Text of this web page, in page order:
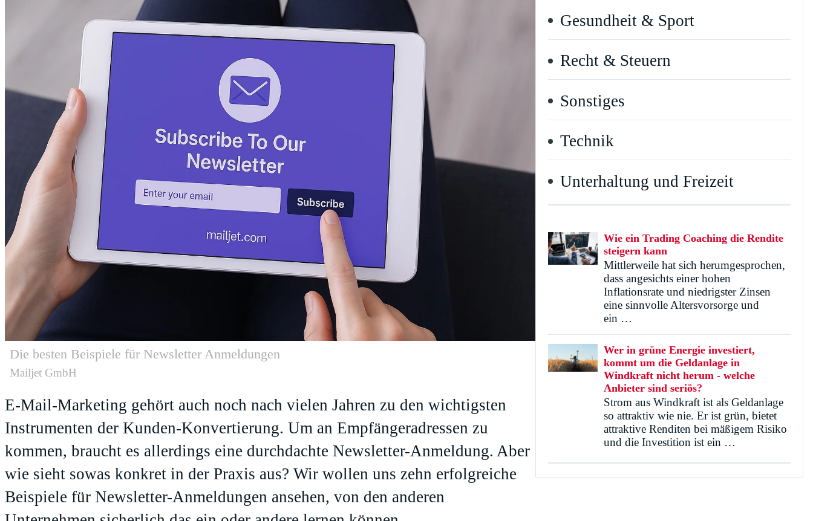
Die besten Beispiele für Newsletter Anmeldungen
Mailjet GmbH
E-Mail-Marketing gehört auch noch nach vielen Jahren zu den wichtigsten
Instrumenten der Kunden-Konvertierung. Um an Empfängeradressen zu
kommen, braucht es allerdings eine durchdachte Newsletter-Anmeldung. Aber
wie sieht sowas konkret in der Praxis aus? Wir wollen uns zehn erfolgreiche
Beispiele für Newsletter-Anmeldungen ansehen, von den anderen
Gesundheit & Sport
Recht & Steuern
Sonstiges
Technik
Unterhaltung und Freizeit
Wie ein Trading Coaching die Rendite
steigern kann
Mittlerweile hat sich herumgesprochen,
dass angesichts einer hohen
Inflationsrate und niedrigster Zinsen
eine sinnvolle Altersvorsorge und
ein …
Wer in grüne Energie investiert,
kommt um die Geldanlage in
Windkraft nicht herum - welche
Anbieter sind seriös?
Strom aus Windkraft ist als Geldanlage
so attraktiv wie nie. Er ist grün, bietet
attraktive Renditen bei mäßigem Risiko
und die Investition ist ein …